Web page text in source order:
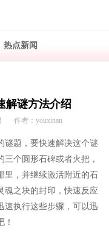
热点新闻
解谜方法介绍
作者：youxinan
谜题，要快速解决这个谜
个圆形石碑或者火把，
里，并继续激活附近的石
魂之块的封印，快速反应
速执行这些步骤，可以迅